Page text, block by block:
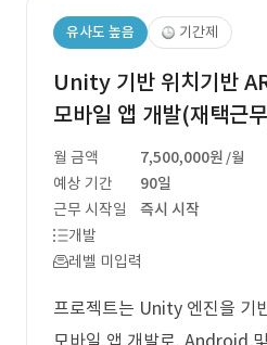
유사도 높음 기간제
Unity 기반 위치기반
모바일 앱 개발(재택근
월 금액 7,500,000원 /월
예상 기간
90일
근무 시작일
즉시 시작
개발
레벨 미입력
프로젝트는 Unity 엔진을 기
모바일 앱 개발로, Android